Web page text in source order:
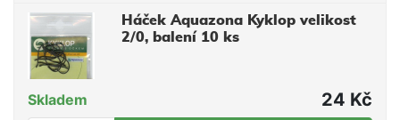
Háček Aquazona Kyklop velikost
2/0, balení 10 ks
Skladem 24 Kč